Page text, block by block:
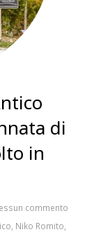
di
in
commento
Niko Romito